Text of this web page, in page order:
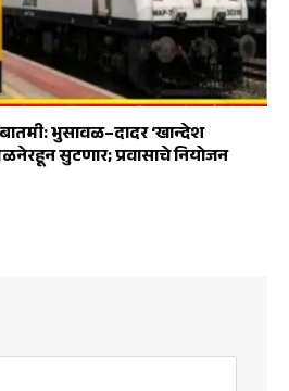
बातमी: भुसावळ–दादर ‘खान्देश
सुटणार; प्रवासाचे नियोजन